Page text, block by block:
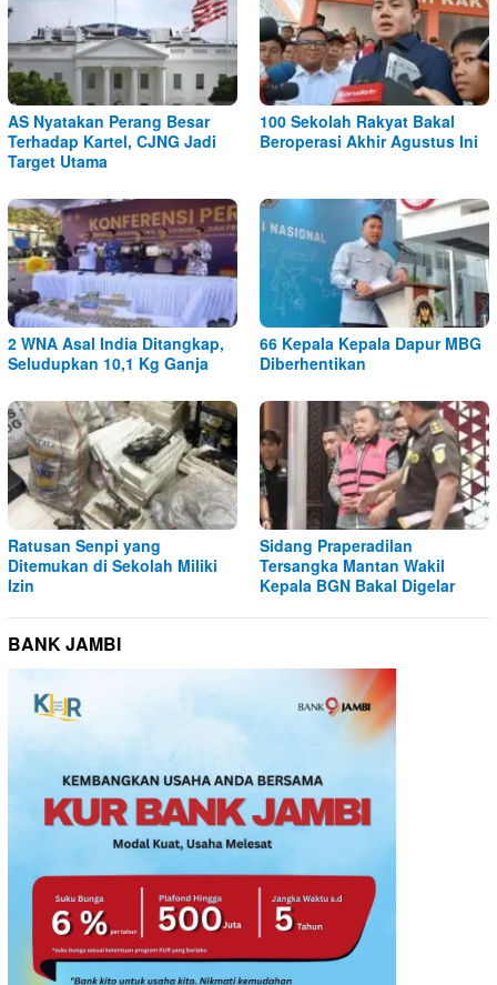
AS Nyatakan Perang Besar
Terhadap Kartel, CJNG Jadi
Target Utama
100 Sekolah Rakyat Bakal
Beroperasi Akhir Agustus Ini
2 WNA Asal India Ditangkap,
Seludupkan 10,1 Kg Ganja
66 Kepala Kepala Dapur MBG
Diberhentikan
Ratusan Senpi yang
Ditemukan di Sekolah Miliki
Izin
Sidang Praperadilan
Tersangka Mantan Wakil
Kepala BGN Bakal Digelar
BANK JAMBI